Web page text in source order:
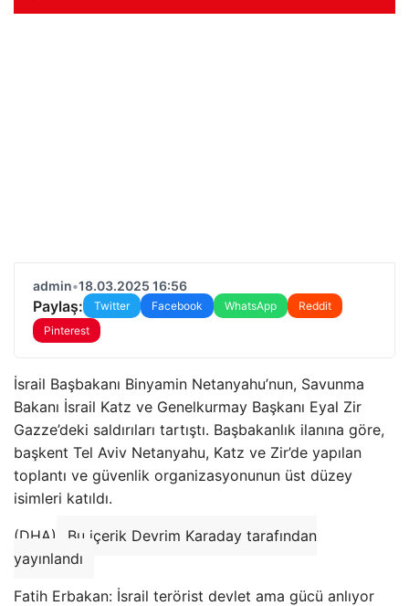
admin•18.03.2025 16:56
Paylaş: Twitter Facebook WhatsApp
Reddit
Pinterest
İsrail Başbakanı Binyamin Netanyahu’nun, Savunma
Bakanı İsrail Katz ve Genelkurmay Başkanı Eyal Zir
Gazze’deki saldırıları tartıştı. Başbakanlık ilanına göre,
başkent Tel Aviv Netanyahu, Katz ve Zir’de yapılan
toplantı ve güvenlik organizasyonunun üst düzey
isimleri katıldı.
(DHA)
Bu içerik Devrim Karaday tarafından
yayınlandı
Fatih Erbakan: İsrail terörist devlet ama gücü anlıyor